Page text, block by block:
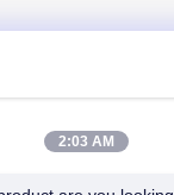
2:03 AM